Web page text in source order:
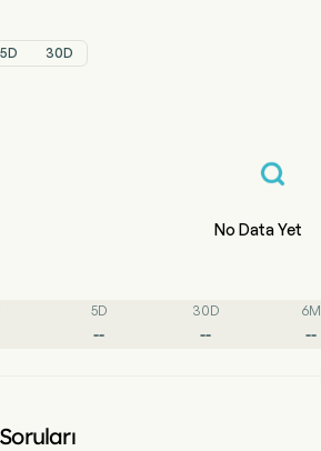
5D 30D
No Data Yet
5D
--
30D
--
6M
--